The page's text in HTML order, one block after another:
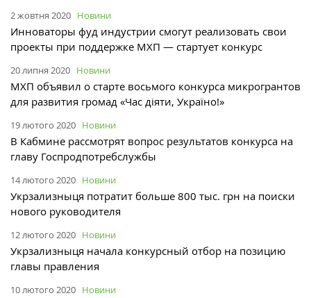
2 жовтня 2020 Новини
Инноваторы фуд индустрии смогут реализовать свои
проекты при поддержке МХП — стартует конкурс
20 липня 2020 Новини
МХП объявил о старте восьмого конкурса микрогрантов
для развития громад «Час діяти, Україно!»
19 лютого 2020 Новини
В Кабмине рассмотрят вопрос результатов конкурса на
главу Госпродпотребслужбы
14 лютого 2020 Новини
Укрзализныця потратит больше 800 тыс. грн на поиски
нового руководителя
12 лютого 2020 Новини
Укрзализныця начала конкурсный отбор на позицию
главы правления
10 лютого 2020 Новини